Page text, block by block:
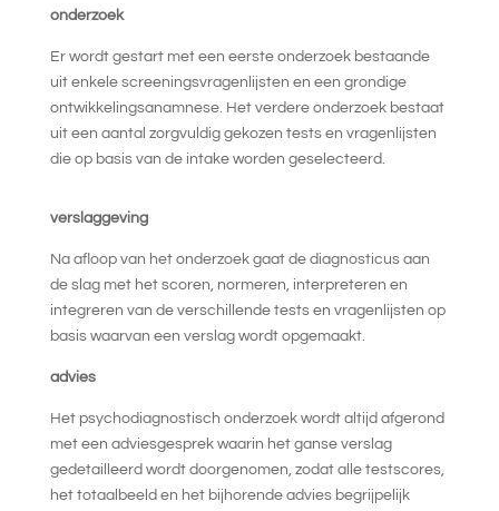
onderzoek
Er wordt gestart met een eerste onderzoek bestaande
uit enkele screeningsvragenlijsten en een grondige
ontwikkelingsanamnese. Het verdere onderzoek bestaat
uit een aantal zorgvuldig gekozen tests en vragenlijsten
die op basis van de intake worden geselecteerd.
verslaggeving
Na afloop van het onderzoek gaat de diagnosticus aan
de slag met het scoren, normeren, interpreteren en
integreren van de verschillende tests en vragenlijsten op
basis waarvan een verslag wordt opgemaakt.
advies
Het psychodiagnostisch onderzoek wordt altijd afgerond
met een adviesgesprek waarin het ganse verslag
gedetailleerd wordt doorgenomen, zodat alle testscores,
het totaalbeeld en het bijhorende advies begrijpelijk